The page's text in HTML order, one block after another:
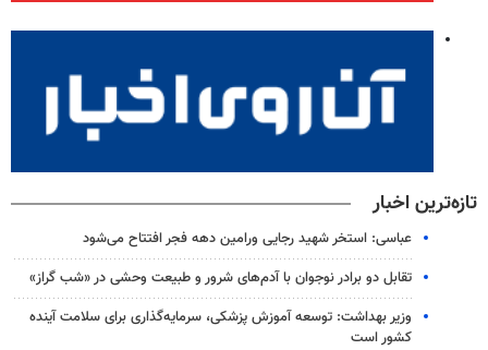
تازه‌ترین اخبار
عباسی: استخر شهید رجایی ورامین دهه فجر افتتاح می‌شود
تقابل دو برادر نوجوان با آدم‌های شرور و طبیعت وحشی در «شب گراز»
وزیر بهداشت: توسعه آموزش پزشکی، سرمایه‌گذاری برای سلامت آینده
کشور است